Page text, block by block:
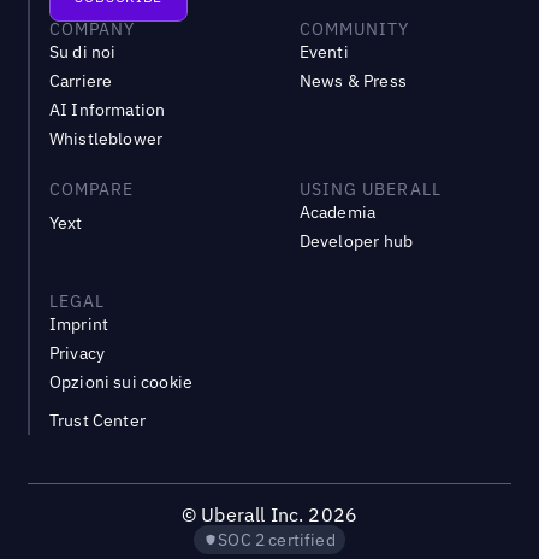
COMPANY
Su di noi
Carriere
AI Information
Whistleblower
COMMUNITY
Eventi
News & Press
COMPARE
Yext
USING UBERALL
Academia
Developer hub
LEGAL
Imprint
Privacy
Opzioni sui cookie
Trust Center
© Uberall Inc. 2026
SOC 2 certified